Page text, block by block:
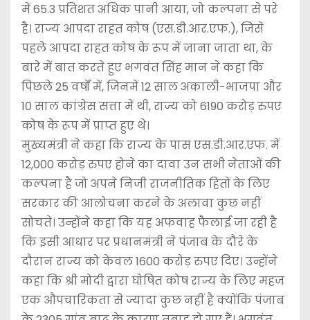
में 65.3 प्रतिशत अधिक पानी आया, जो कल्पना से परे
है। राज्य आपदा राहत कोष (एस.डी.आर.एफ.), जिसे
पहले आपदा राहत कोष के रूप में जाना जाता था, के
बारे में बात करते हुए भगवंत सिंह मान ने कहा कि
पिछले 25 वर्षों में, जिनमें 12 साल अकाली-भाजपा और
10 साल कांग्रेस सत्ता में थी, राज्य को 6190 करोड़ रुपए
कोष के रूप में प्राप्त हुए थे।
मुख्यमंत्री ने कहा कि राज्य के पास एस.डी.आर.एफ. में
12,000 करोड़ रुपए होने का दावा उन सभी नेताओं की
कल्पना है जो अपने निजी राजनीतिक हितों के लिए
सरकार की आलोचना करने के अलावा कुछ नहीं
सोचते। उन्होंने कहा कि यह अफवाह फैलाई जा रही है
कि इसी आधार पर प्रधानमंत्री ने पंजाब के दौरे के
दौरान राज्य को केवल 1600 करोड़ रुपए दिए। उन्होंने
कहा कि श्री मोदी द्वारा घोषित कोष राज्य के लिए महज
एक औपचारिकता से ज्यादा कुछ नहीं है क्योंकि पंजाब